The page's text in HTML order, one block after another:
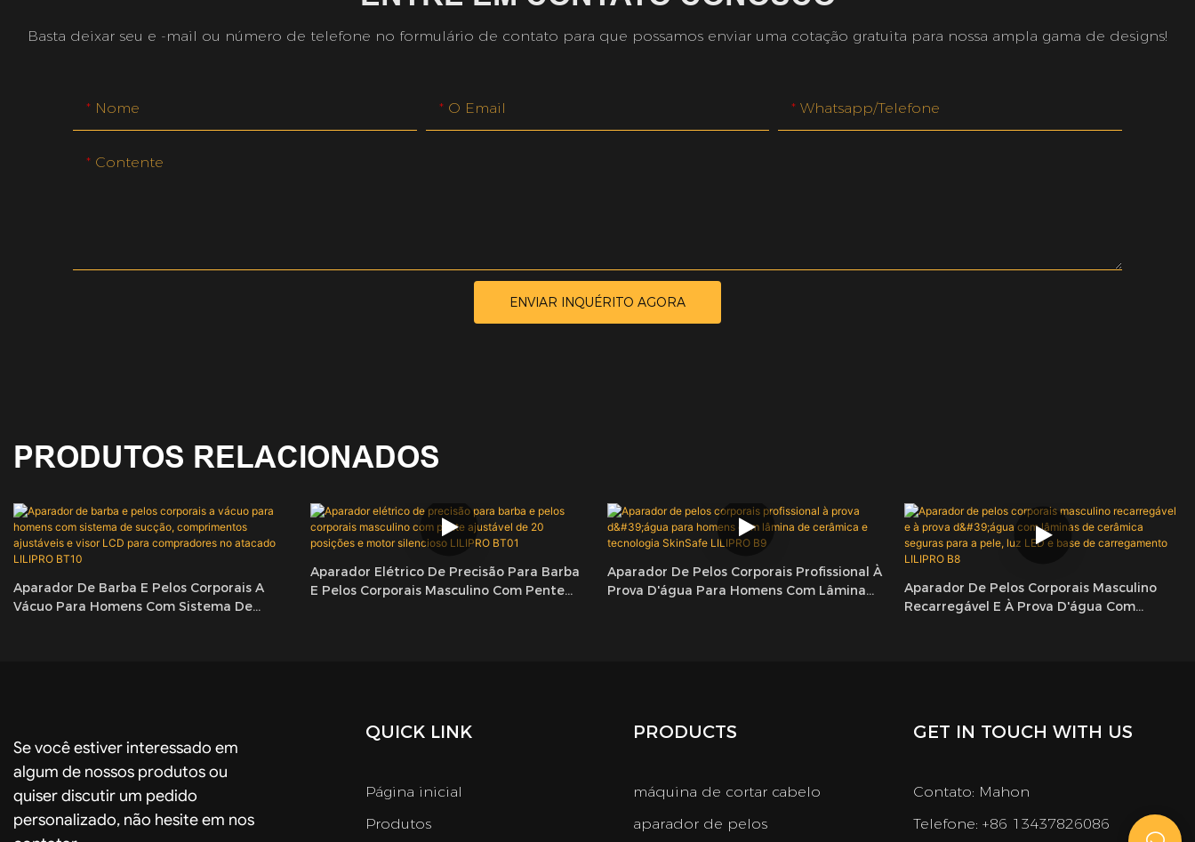
Basta deixar seu e -mail ou número de telefone no formulário de contato para que possamos enviar uma cotação gratuita para nossa ampla gama de designs!
Nome O Email Whatsapp/telefone
Contente
ENVIAR INQUÉRITO AGORA
PRODUTOS RELACIONADOS
Aparador De Barba E Pelos Corporais A
Vácuo Para Homens Com Sistema De
Aparador Elétrico De Precisão Para Barba
E Pelos Corporais Masculino Com Pente
Aparador De Pelos Corporais Profissional À
Prova D'água Para Homens Com Lâmina
Aparador De Pelos Corporais Masculino
Recarregável E À Prova D'água Com
Se você estiver interessado em
algum de nossos produtos ou
quiser discutir um pedido
personalizado, não hesite em nos
QUICK LINK
Página inicial
Produtos
PRODUCTS
máquina de cortar cabelo
aparador de pelos
GET IN TOUCH WITH US
Contato: Mahon
Telefone: +86 13437826086